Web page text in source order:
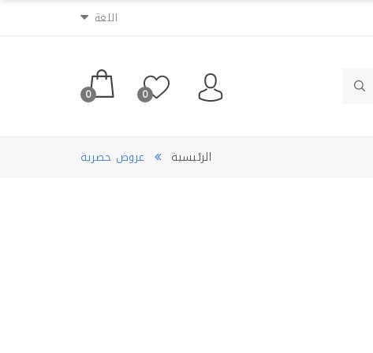
اللغة
0
0
الرئيسية عروض حصرية